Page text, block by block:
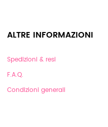
ALTRE INFORMAZIONI
Spedizioni & resi
F.A.Q.
Condizioni generali